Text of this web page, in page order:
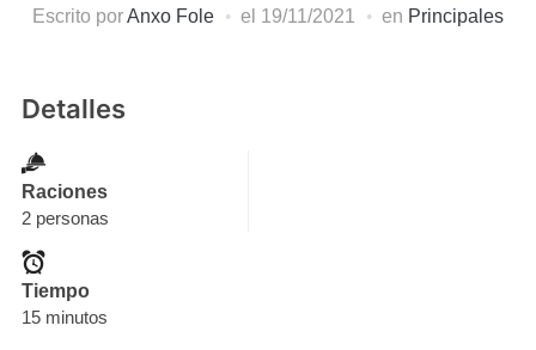
Escrito porAnxo Fole el 19/11/2021 en Principales
Detalles
Raciones
2 personas
Tiempo
15 minutos